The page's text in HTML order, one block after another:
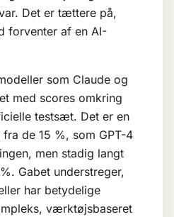
Det er tættere på,
forventer af en AI-
som Claude og
med scores omkring
testsæt. Det er en
de 15 %, som GPT-4
men stadig langt
Gabet understreger,
har betydelige
værktøjsbaseret